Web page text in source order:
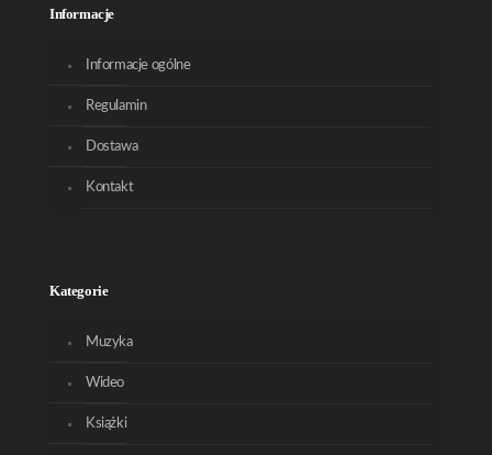
Informacje
Informacje ogólne
Regulamin
Dostawa
Kontakt
Kategorie
Muzyka
Wideo
Książki